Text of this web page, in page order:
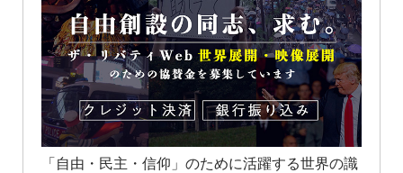
「自由・民主・信仰」のために活躍する世界の識